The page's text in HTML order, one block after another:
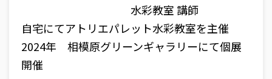
水彩教室 講師
自宅にてアトリエパレット水彩教室を主催
2024年 相模原グリーンギャラリーにて個展
開催